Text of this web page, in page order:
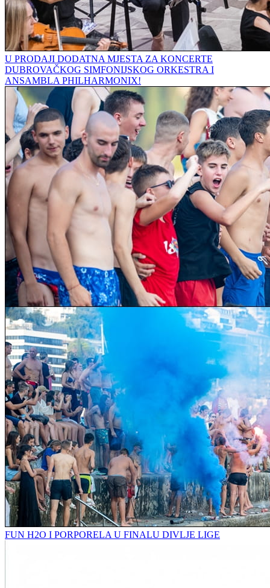
U PRODAJI DODATNA MJESTA ZA KONCERTE
DUBROVAČKOG SIMFONIJSKOG ORKESTRA I
ANSAMBLA PHILHARMONIX!
FUN H2O I PORPORELA U FINALU DIVLJE LIGE